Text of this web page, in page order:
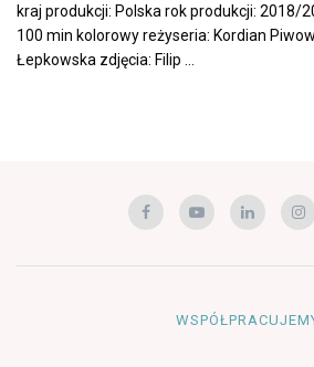
kraj produkcji: Polska rok produkcji: 2018/
100 min kolorowy reżyseria: Kordian
Łepkowska zdjęcia: Filip ...